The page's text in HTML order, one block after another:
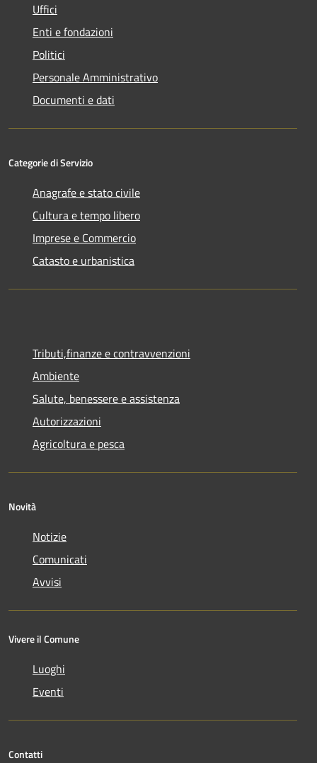
Uffici
Enti e fondazioni
Politici
Personale Amministrativo
Documenti e dati
Categorie di Servizio
Anagrafe e stato civile
Cultura e tempo libero
Imprese e Commercio
Catasto e urbanistica
Tributi,finanze e contravvenzioni
Ambiente
Salute, benessere e assistenza
Autorizzazioni
Agricoltura e pesca
Novità
Notizie
Comunicati
Avvisi
Vivere il Comune
Luoghi
Eventi
Contatti